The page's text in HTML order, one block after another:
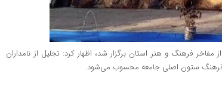
فرهنگ و هنر استان برگزار شد، اظهار کرد: تجلیل از نامداران
فرهنگ ستون اصلی جامعه محسوب می‌شود.